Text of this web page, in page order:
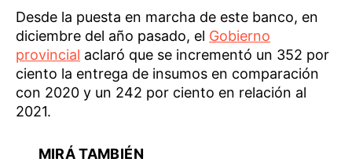
Desde la puesta en marcha de este banco, en
diciembre del año pasado, el Gobierno
provincial aclaró que se incrementó un 352 por
ciento la entrega de insumos en comparación
con 2020 y un 242 por ciento en relación al
2021.